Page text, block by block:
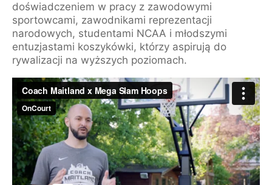
doświadczeniem w pracy z zawodowymi
sportowcami, zawodnikami reprezentacji
narodowych, studentami NCAA i młodszymi
entuzjastami koszykówki, którzy aspirują do
rywalizacji na wyższych poziomach.